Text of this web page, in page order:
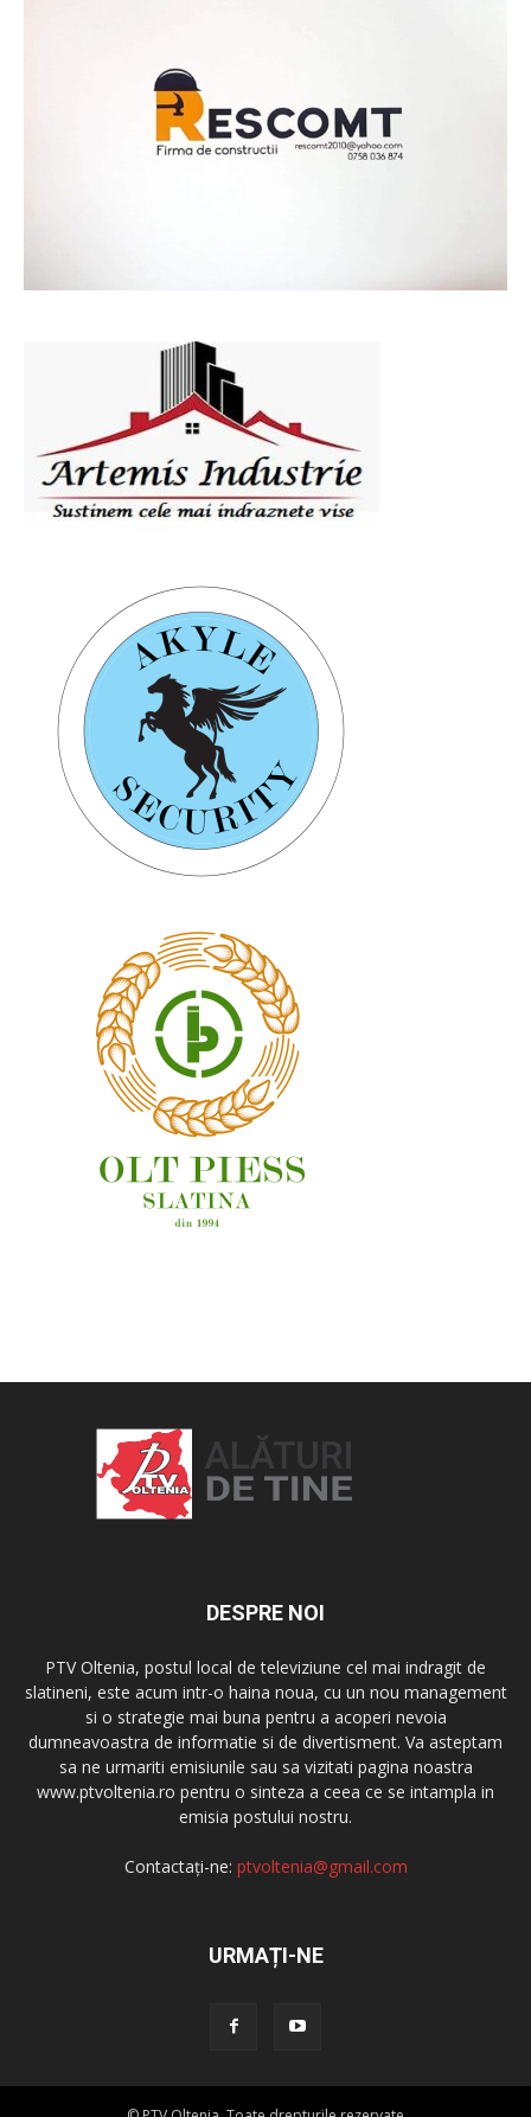
DESPRE NOI
PTV Oltenia, postul local de televiziune cel mai indragit de
slatineni, este acum intr-o haina noua, cu un nou management
si o strategie mai buna pentru a acoperi nevoia
dumneavoastra de informatie si de divertisment. Va asteptam
sa ne urmariti emisiunile sau sa vizitati pagina noastra
www.ptvoltenia.ro pentru o sinteza a ceea ce se intampla in
emisia postului nostru.
Contactați-ne: ptvoltenia@gmail.com
URMAȚI-NE